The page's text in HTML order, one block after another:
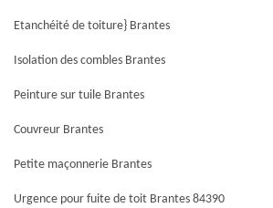
Etanchéité de toiture} Brantes
Isolation des combles Brantes
Peinture sur tuile Brantes
Couvreur Brantes
Petite maçonnerie Brantes
Urgence pour fuite de toit Brantes 84390